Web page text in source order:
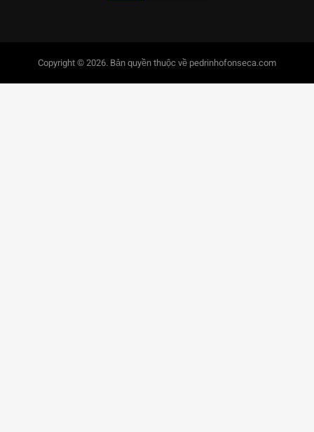
Copyright © 2026. Bản quyền thuộc về pedrinhofonseca.com